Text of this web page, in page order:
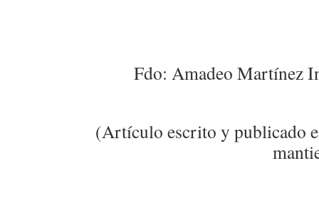
Fdo: Amadeo Martínez
(Artículo escrito y publicado